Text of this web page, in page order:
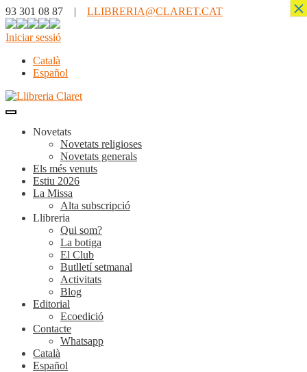
93 301 08 87 | LLIBRERIA@CLARET.CAT
Iniciar sessió
Català
Español
Novetats
Novetats religioses
Novetats generals
Els més venuts
Estiu 2026
La Missa
Alta subscripció
Llibreria
Qui som?
La botiga
El Club
Butlletí setmanal
Activitats
Blog
Editorial
Ecoedició
Contacte
Whatsapp
Català
Español
×